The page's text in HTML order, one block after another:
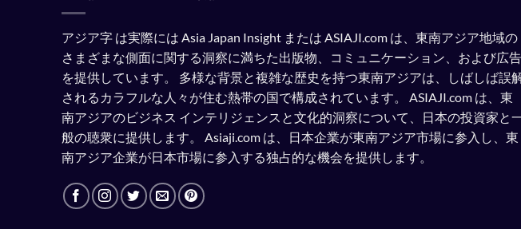
アジア字 は実際には Asia Japan Insight または ASIAJI.com は、東南アジア地域の
さまざまな側面に関する洞察に満ちた出版物、コミュニケーション、および広告
を提供しています。
多様な背景と複雑な歴史を持つ東南アジアは、しばしば誤
されるカラフルな人々が住む熱帯の国で構成されています。
ASIAJI.com は、東
南アジアのビジネス インテリジェンスと文化的洞察について、日本の投資家と
般の聴衆に提供します。
Asiaji.com は、日本企業が東南アジア市場に参入し、東
南アジア企業が日本市場に参入する独占的な機会を提供します。